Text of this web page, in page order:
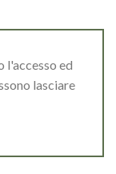
l'accesso ed
lasciare